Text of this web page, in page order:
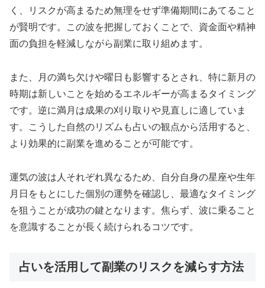
く、リスクが高まるため無理をせず準備期間にあてること
が賢明です。この波を把握しておくことで、資金面や精神
面の負担を軽減しながら副業に取り組めます。
また、月の満ち欠けや曜日も影響するとされ、特に新月の
時期は新しいことを始めるエネルギーが高まるタイミング
です。逆に満月は成果の刈り取りや見直しに適していま
す。こうした自然のリズムも占いの観点から活用すると、
より効果的に副業を進めることが可能です。
運気の波は人それぞれ異なるため、自分自身の星座や生年
月日をもとにした個別の運勢を確認し、最適なタイミング
を狙うことが成功の鍵となります。焦らず、波に乗ること
を意識することが長く続けられるコツです。
占いを活用して副業のリスクを減らす方法